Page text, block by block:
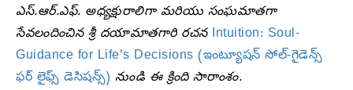
ఎస్.ఆర్.ఎఫ్. అధ్యక్షురాలిగా మరియు సంఘమాతగా
సేవలందించిన శ్రీ దయామాతగారి రచన Intuition: Soul-
Guidance for Life’s Decisions (ఇంట్యూషన్ సోల్-గైడెన్స్
ఫర్ లైఫ్స్ డెసిషన్స్) నుండి ఈ క్రింది సారాంశం.